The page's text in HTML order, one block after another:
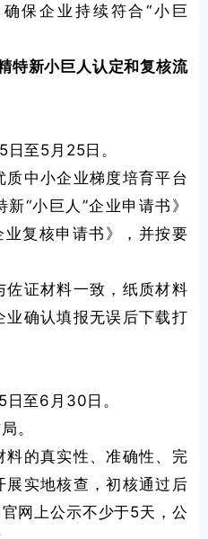
保企业持续符合“小巨
特新小巨人认定和复核流
至5月25日。
中小企业梯度培育平台
“小巨人”企业申请书》
业复核申请书》，并按要
证材料一致，纸质材料
确认填报无误后下载打
至6月30日。
。
的真实性、准确性、完
实地核查，初核通过后
网上公示不少于5天，公